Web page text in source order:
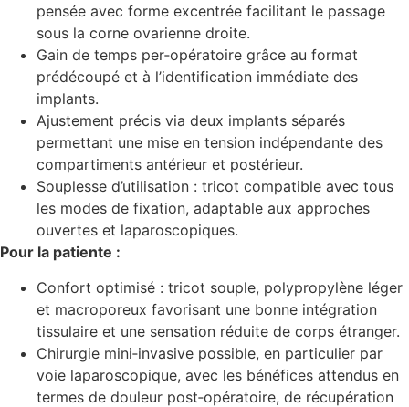
pensée avec forme excentrée facilitant le passage
sous la corne ovarienne droite.
Gain de temps per‑opératoire grâce au format
prédécoupé et à l’identification immédiate des
implants.
Ajustement précis via deux implants séparés
permettant une mise en tension indépendante des
compartiments antérieur et postérieur.
Souplesse d’utilisation : tricot compatible avec tous
les modes de fixation, adaptable aux approches
ouvertes et laparoscopiques.
Pour la patiente :
Confort optimisé : tricot souple, polypropylène léger
et macroporeux favorisant une bonne intégration
tissulaire et une sensation réduite de corps étranger.
Chirurgie mini‑invasive possible, en particulier par
voie laparoscopique, avec les bénéfices attendus en
termes de douleur post‑opératoire, de récupération